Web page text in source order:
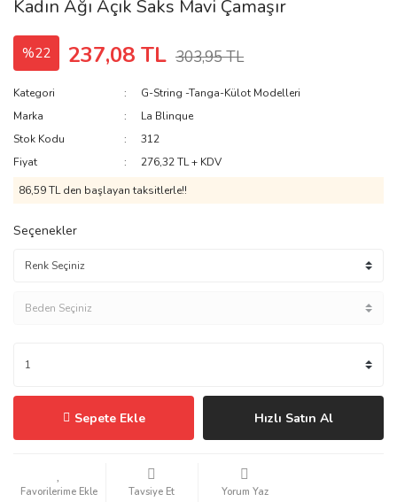
Kadın Ağı Açık Saks Mavi Çamaşır
%22 237,08 TL 303,95 TL
Kategori
G-String -Tanga-Külot Modelleri
Marka
La Blinque
Stok Kodu
312
Fiyat
276,32 TL + KDV
86,59 TL den başlayan taksitlerle!!
Seçenekler
Sepete Ekle Hızlı Satın Al
Tavsiye Et Yorum Yaz